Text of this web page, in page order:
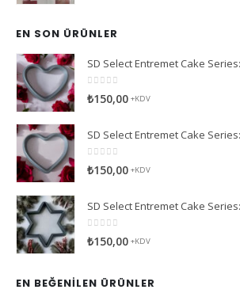
EN SON ÜRÜNLER
0 5 üzerinden
₺150,00 +KDV
0 5 üzerinden
₺150,00 +KDV
0 5 üzerinden
₺150,00 +KDV
EN BEĞENILEN ÜRÜNLER